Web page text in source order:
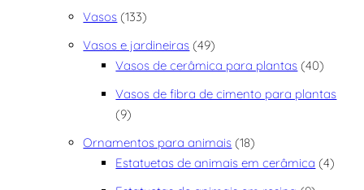
Vasos 133133 produtos
Vasos e jardineiras 4949 produtos
Vasos de cerâmica para plantas 4040
Vasos de fibra de cimento para plantas
99 produtos
Ornamentos para animais 1818 produtos
Estatuetas de animais em cerâmica
44